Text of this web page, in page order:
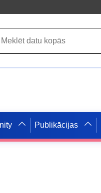
Publikācijas